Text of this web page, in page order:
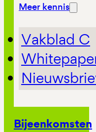
Meer kennis
Vakblad C
Bijeenkomsten